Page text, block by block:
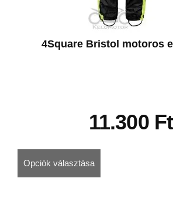
4Square Bristol motoros
11.300 Ft
Opciók választása